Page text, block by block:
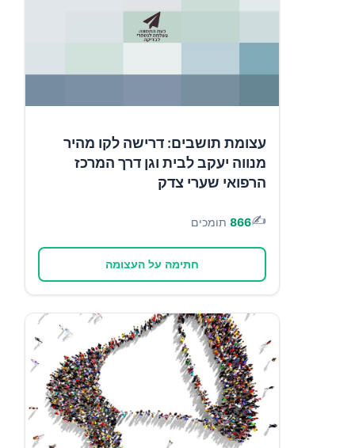
עצומת תושבים: דרישה לקו מהיר
מנווה יעקב לבית וגן דרך המרכז
הרפואי שערי צדק
✍️
866 תומכים
חתימה על העצומה